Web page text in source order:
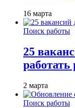
16 марта
Поиск работы
25
2 марта
Поиск работы